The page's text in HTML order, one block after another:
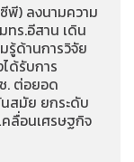
) ลงนามความ
ทร.อีสาน เดิน
รู้ด้านการวิจัย
ด้รับการ
. ต่อยอด
สมัย ยกระดับ
ลื่อนเศรษฐกิจ